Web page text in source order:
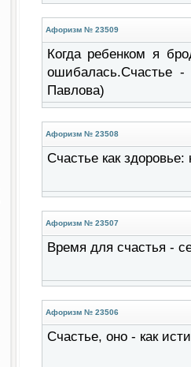
Афоризм № 23509
Когда ребенком я
ошибалась.Счастье
Павлова)
Афоризм № 23508
Счастье как
Афоризм № 23507
Время для счастья -
Афоризм № 23506
Счастье, оно - как